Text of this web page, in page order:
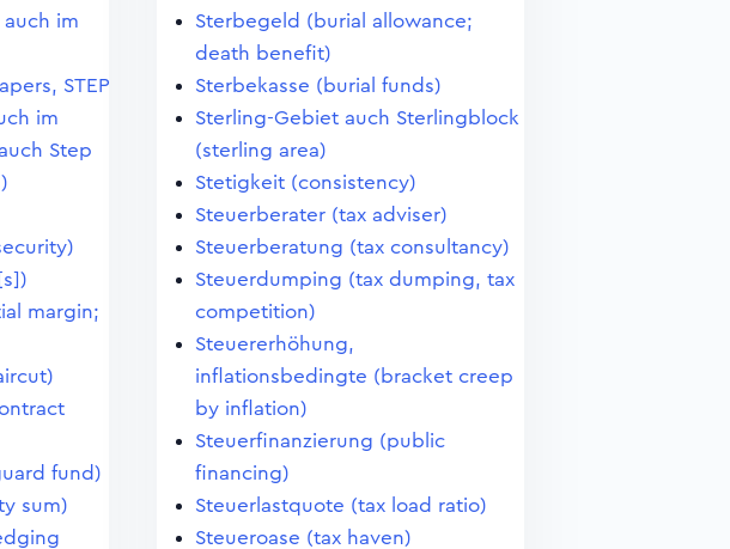
auch im
STEP
im
Step
margin;
fund)
sum)
Sterbegeld (burial allowance;
death benefit)
Sterbekasse (burial funds)
Sterling-Gebiet auch Sterlingblock
(sterling area)
Stetigkeit (consistency)
Steuerberater (tax adviser)
Steuerberatung (tax consultancy)
Steuerdumping (tax dumping, tax
competition)
Steuererhöhung,
inflationsbedingte (bracket creep
by inflation)
Steuerfinanzierung (public
financing)
Steuerlastquote (tax load ratio)
Steueroase (tax haven)